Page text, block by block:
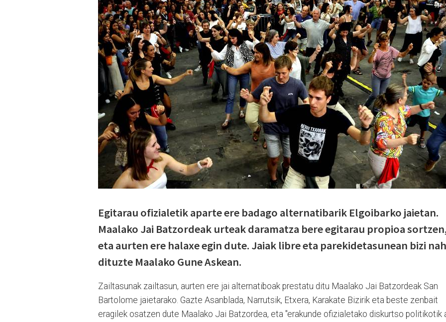
Egitarau ofizialetik aparte ere badago alternatibarik Elgoibarko jaietan.
Maalako Jai Batzordeak urteak daramatza bere egitarau propioa
eta aurten ere halaxe egin dute. Jaiak libre eta parekidetasunean bizi
dituzte Maalako Gune Askean.
Zailtasunak zailtasun, aurten ere jai alternatiboak prestatu ditu Maalako Jai Batzordeak San
Bartolome jaietarako. Gazte Asanblada, Narrutsik, Etxera, Karakate Bizirik eta beste zenbait
eragilek osatzen dute Maalako Jai Batzordea, eta "erakunde ofizialetako diskurtso politikotik